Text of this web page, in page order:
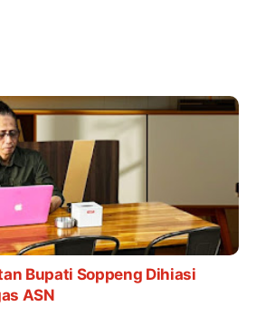
Bupati Soppeng Dihiasi
ASN